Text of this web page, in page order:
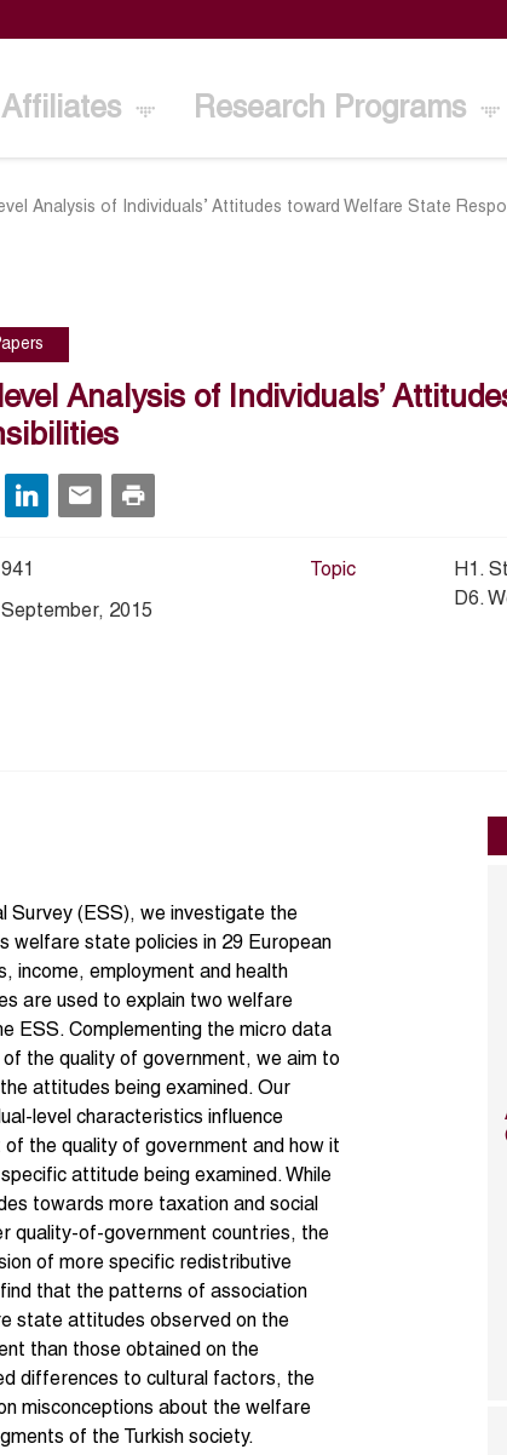
Affiliates Research Programs
Analysis of Individuals’ Attitudes toward Welfare State
Analysis of Individuals’
941
September, 2015
Topic
H1.
D6.
Survey (ESS), we investigate the
welfare state policies in 29 European
income, employment and health
are used to explain two welfare
ESS. Complementing the micro data
the quality of government, we aim to
attitudes being examined. Our
level characteristics influence
the quality of government and how it
attitude being examined. While
towards more taxation and social
quality-of-government countries, the
of more specific redistributive
that the patterns of association
state attitudes observed on the
than those obtained on the
differences to cultural factors, the
misconceptions about the welfare
of the Turkish society.